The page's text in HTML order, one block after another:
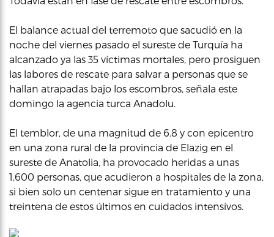
El balance actual del terremoto que sacudió en la
noche del viernes pasado el sureste de Turquía ha
alcanzado ya las 35 víctimas mortales, pero prosiguen
las labores de rescate para salvar a personas que se
hallan atrapadas bajo los escombros, señala este
domingo la agencia turca Anadolu.
El temblor, de una magnitud de 6.8 y con epicentro
en una zona rural de la provincia de Elazig en el
sureste de Anatolia, ha provocado heridas a unas
1,600 personas, que acudieron a hospitales de la zona,
si bien solo un centenar sigue en tratamiento y una
treintena de estos últimos en cuidados intensivos.